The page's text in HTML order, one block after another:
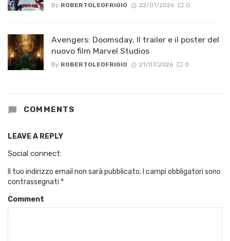
By ROBERTOLEOFRIGIO 22/07/2026 0
Avengers: Doomsday, Il trailer e il poster del
nuovo film Marvel Studios
By ROBERTOLEOFRIGIO 21/07/2026 0
COMMENTS
LEAVE A REPLY
Social connect:
Il tuo indirizzo email non sarà pubblicato. I campi obbligatori sono
contrassegnati *
Comment